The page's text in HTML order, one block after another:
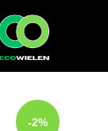
-2%